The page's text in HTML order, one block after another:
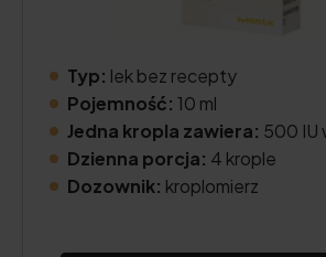
Typ: lek bez recepty
Pojemność: 10 ml
Jedna kropla zawiera: 500 IU
Dzienna porcja: 4 krople
Dozownik: kroplomierz